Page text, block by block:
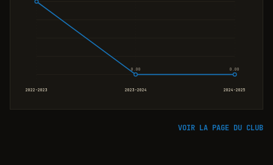
2022-2023 2023-2024
0.00
2024-2025
0.00
VOIR LA PAGE DU CLUB